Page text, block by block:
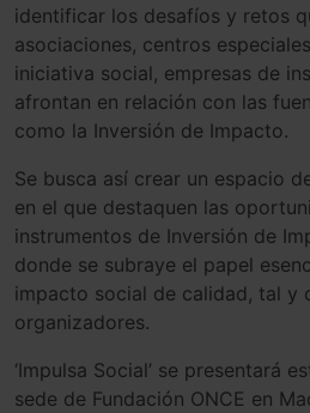
identificar los desafíos y retos
asociaciones, centros
iniciativa social, empresas de
afrontan en relación con las
como la Inversión de Impacto.
Se busca así crear un espacio
en el que destaquen las
instrumentos de Inversión de
donde se subraye el papel
impacto social de calidad, tal y
organizadores.
‘Impulsa Social’ se presentará
sede de Fundación ONCE en